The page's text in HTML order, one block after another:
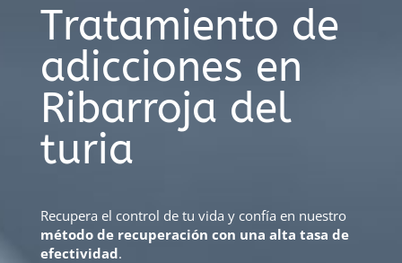
Tratamiento de
adicciones en
Ribarroja del
turia
Recupera el control de tu vida y confía en nuestro
método de recuperación con una alta tasa de
efectividad.